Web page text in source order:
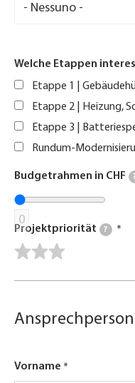
Welche Etappen
Etappe 1 |
Etappe 2 | Heizung,
Etappe 3 |
Rundum-
Budgetrahmen in CHF
0
Projektpriorität ?
Ansprechperson
Vorname